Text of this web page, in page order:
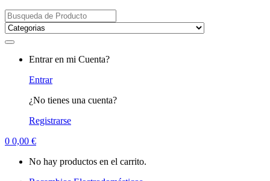
Buscar:
Entrar en mi Cuenta?
Entrar
¿No tienes una cuenta?
Registrarse
0 0,00 €
No hay productos en el carrito.